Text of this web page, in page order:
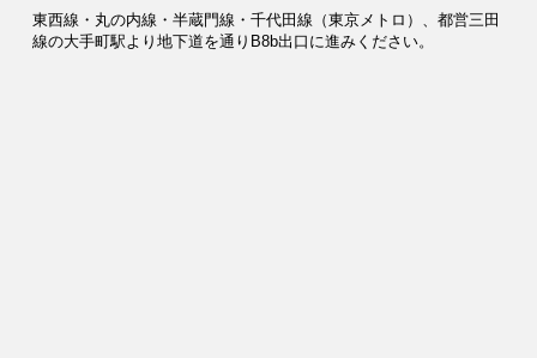
東西線・丸の内線・半蔵門線・千代田線（東京メトロ）、都営三田
線の大手町駅より地下道を通りB8b出口に進みください。